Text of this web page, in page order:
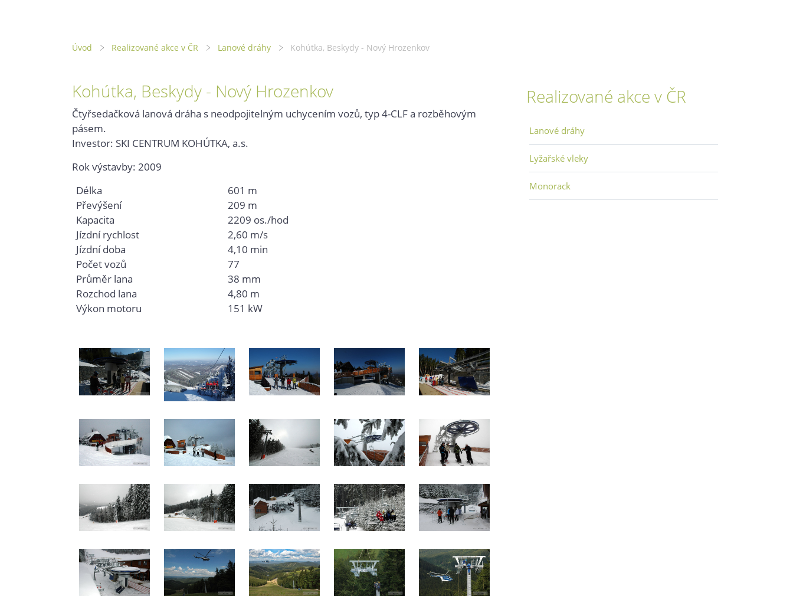
Úvod Realizované akce v ČR Lanové dráhy Kohútka, Beskydy - Nový Hrozenkov
Kohútka, Beskydy - Nový Hrozenkov
Čtyřsedačková lanová dráha s neodpojitelným uchycením vozů, typ 4-CLF a rozběhovým
pásem.
Investor: SKI CENTRUM KOHÚTKA, a.s.
Rok výstavby: 2009
Délka
601 m
Převýšení
209 m
Kapacita
2209 os./hod
Jízdní rychlost
2,60 m/s
Jízdní doba
4,10 min
Počet vozů
77
Průměr lana
38 mm
Rozchod lana
4,80 m
Výkon motoru
151 kW
Realizované akce v ČR
Lanové dráhy
Lyžařské vleky
Monorack